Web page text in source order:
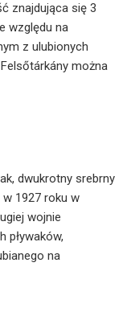
znajdująca się 3
względu na
z ulubionych
można
dwukrotny srebrny
w 1927 roku w
wojnie
pływaków,
na